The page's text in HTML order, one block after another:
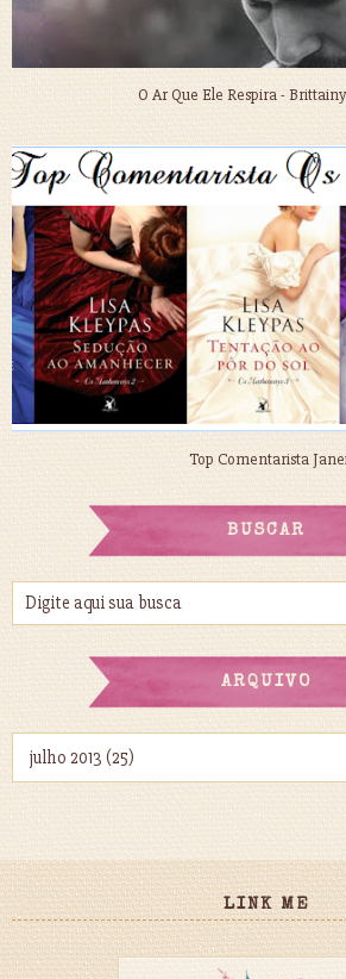
O Ar Que Ele Respira -
Top Comentarista
BUSCAR
ARQUIVO
LINK ME